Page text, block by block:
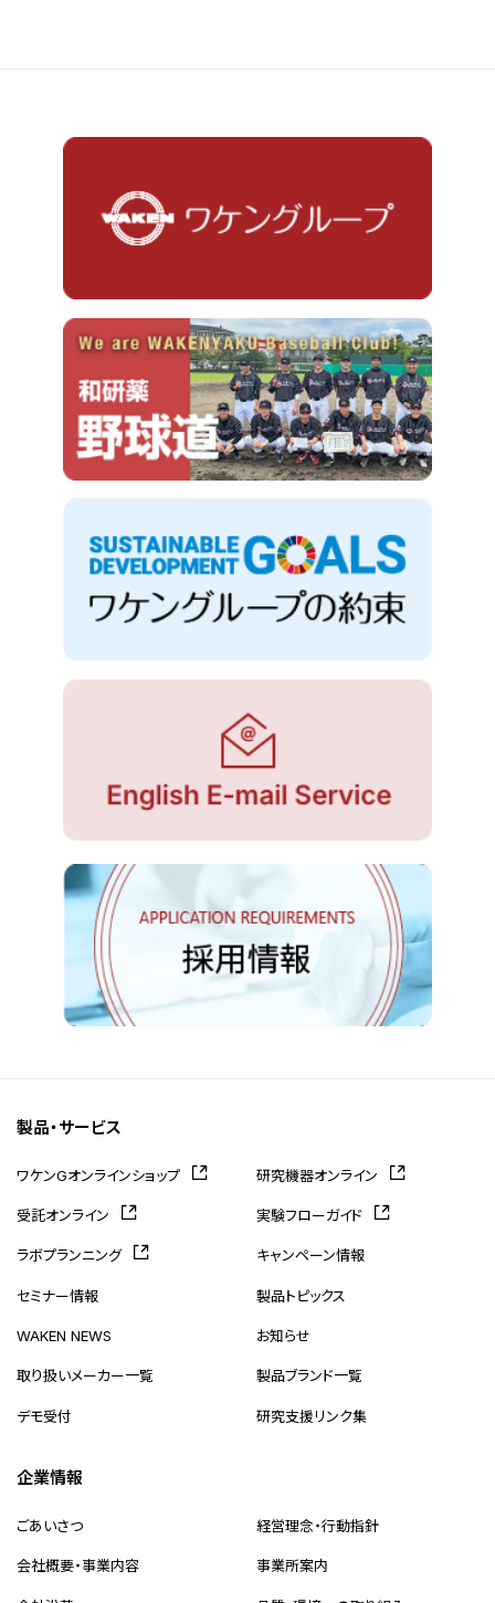
製品・サービス
ワケンGオンラインショップ 研究機器オンライン
受託オンライン 実験フローガイド
ラボプランニング キャンペーン情報
セミナー情報 製品トピックス
WAKEN NEWS お知らせ
取り扱いメーカー一覧 製品ブランド一覧
デモ受付 研究支援リンク集
企業情報
ごあいさつ 経営理念・行動指針
会社概要・事業内容 事業所案内